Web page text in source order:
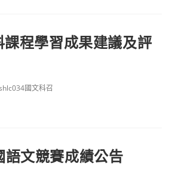
程學習成果建議及評
國文科召
文競賽成績公告